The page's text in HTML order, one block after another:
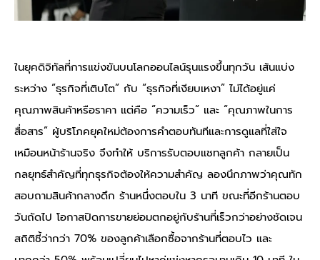
ในยุคดิจิทัลที่การแข่งขันบนโลกออนไลน์รุนแรงขึ้นทุกวัน เส้นแบ่ง
ระหว่าง “ธุรกิจที่เติบโต” กับ “ธุรกิจที่เงียบเหงา” ไม่ได้อยู่แค่
คุณภาพสินค้าหรือราคา แต่คือ “ความเร็ว” และ “คุณภาพในการ
สื่อสาร” ผู้บริโภคยุคใหม่ต้องการคำตอบทันทีและการดูแลที่ใส่ใจ
เหมือนหน้าร้านจริง จึงทำให้ บริการรับตอบแชทลูกค้า กลายเป็น
กลยุทธ์สำคัญที่ทุกธุรกิจต้องให้ความสำคัญ ลองนึกภาพว่าคุณทัก
สอบถามสินค้ากลางดึก ร้านหนึ่งตอบใน 3 นาที ขณะที่อีกร้านตอบ
วันถัดไป โอกาสปิดการขายย่อมตกอยู่กับร้านที่เร็วกว่าอย่างชัดเจน
สถิติชี้ว่ากว่า 70% ของลูกค้าเลือกซื้อจากร้านที่ตอบไว และ